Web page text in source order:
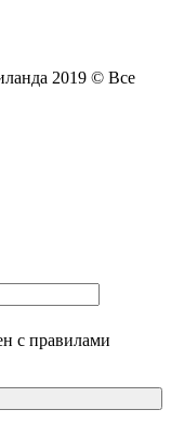
2019 © Все
с правилами